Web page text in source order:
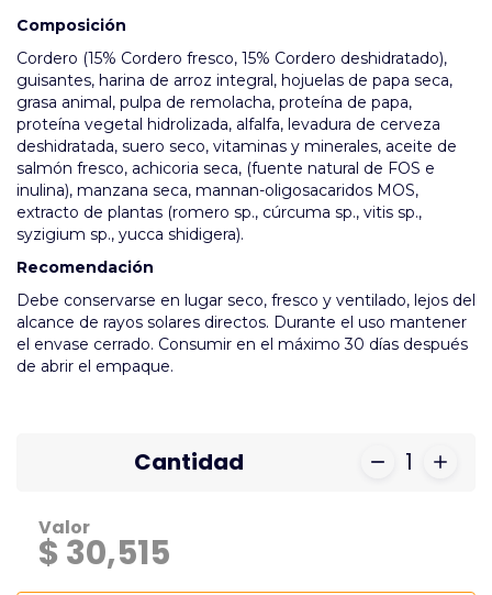
Composición
Cordero (15% Cordero fresco, 15% Cordero deshidratado),
guisantes, harina de arroz integral, hojuelas de papa seca,
grasa animal, pulpa de remolacha, proteína de papa,
proteína vegetal hidrolizada, alfalfa, levadura de cerveza
deshidratada, suero seco, vitaminas y minerales, aceite de
salmón fresco, achicoria seca, (fuente natural de FOS e
inulina), manzana seca, mannan-oligosacaridos MOS,
extracto de plantas (romero sp., cúrcuma sp., vitis sp.,
syzigium sp., yucca shidigera).
Recomendación
Debe conservarse en lugar seco, fresco y ventilado, lejos del
alcance de rayos solares directos. Durante el uso mantener
el envase cerrado. Consumir en el máximo 30 días después
de abrir el empaque.
Cantidad 1
Valor
$ 30,515